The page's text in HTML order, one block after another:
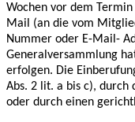
Wochen vor dem
Mail (an die vom
Nummer oder E-Mail-
Generalversammlung
erfolgen. Die
Abs. 2 lit. a bis c), durch
oder durch einen